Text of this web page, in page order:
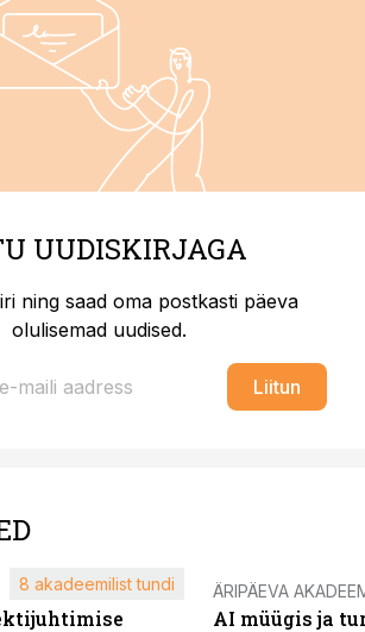
infot ammutavad.
UUDISKIRJAGA
ning saad oma postkasti päeva
olulisemad uudised.
Liitun
8 akadeemilist tundi ÄRIPÄEVA
AI müügis ja